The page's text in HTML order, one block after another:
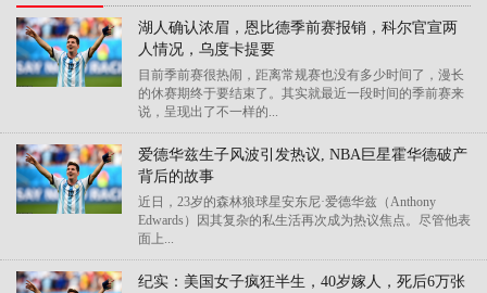
湖人确认浓眉，恩比德季前赛报销，科尔官宣两
人情况，乌度卡提要
目前季前赛很热闹，距离常规赛也没有多少时间了，漫长
的休赛期终于要结束了。其实就最近一段时间的季前赛来
说，呈现出了不一样的...
爱德华兹生子风波引发热议, NBA巨星霍华德破产
背后的故事
近日，23岁的森林狼球星安东尼·爱德华兹（Anthony
Edwards）因其复杂的私生活再次成为热议焦点。尽管他表
面上...
纪实：美国女子疯狂半生，40岁嫁人，死后6万张